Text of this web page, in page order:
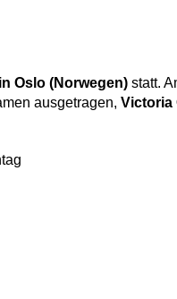
Oslo (Norwegen) statt.
ausgetragen, Victoria